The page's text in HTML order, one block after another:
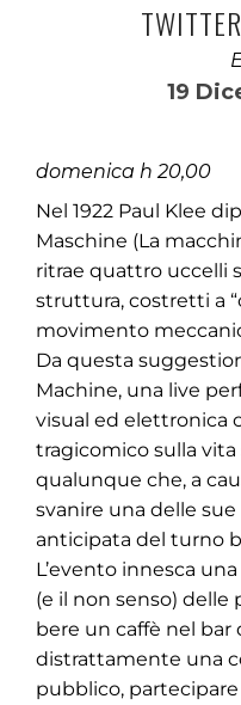
19
domenica h 20,00
Nel 1922 Paul Klee
Maschine (La
ritrae quattro uccelli
struttura, costretti a
movimento
Da questa
Machine, una live
visual ed elettronica
tragicomico sulla
qualunque che, a
svanire una delle sue
anticipata del turno
L’evento innesca
(e il non senso)
bere un caffè nel bar
distrattamente una
pubblico,